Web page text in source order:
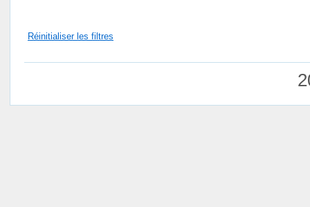
Réinitialiser les filtres